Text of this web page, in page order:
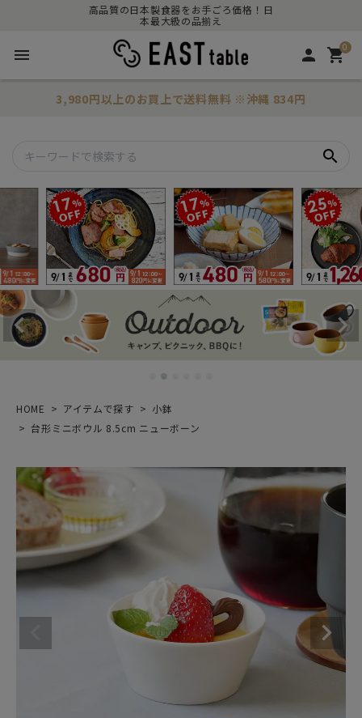
高品質の日本製食器をお手ごろ価格！日
本最大級の品揃え
menu person 0
shopping_cart
3,980円以上のお買上で送料無料 ※沖縄 834円
search
HOME アイテムで探す
小鉢
台形ミニボウル 8.5cm ニューボーン